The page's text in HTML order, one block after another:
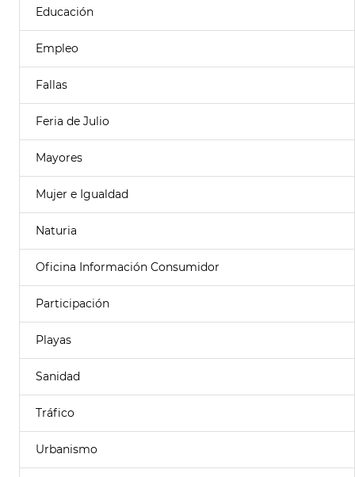
Educación
Empleo
Fallas
Feria de Julio
Mayores
Mujer e Igualdad
Naturia
Oficina Información Consumidor
Participación
Playas
Sanidad
Tráfico
Urbanismo